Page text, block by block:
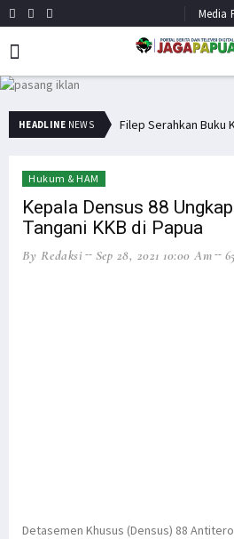
Media
HEADLINE NEWS
Hukum & HAM
Kepala Densus 88
Tangani KKB di Papua
By Redaksi Sep 28, 2021 10:00 Am
Detasemen Khusus (Densus) 88